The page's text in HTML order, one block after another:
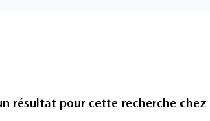
résultat pour cette recherche chez